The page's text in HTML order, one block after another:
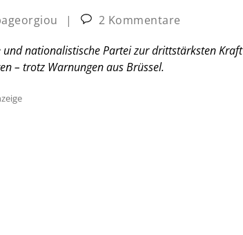
|
2 Kommentare
nationalistische Partei zur drittstärksten Kraft
– trotz Warnungen aus Brüssel.